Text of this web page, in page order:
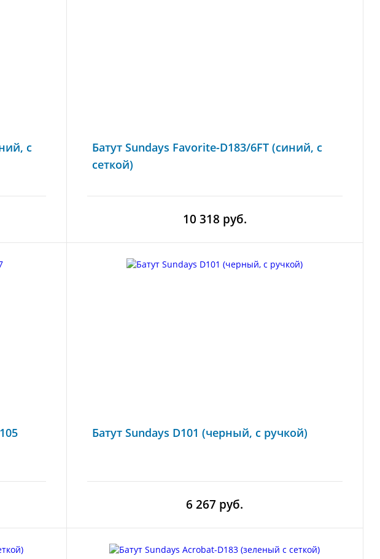
с
Батут Sundays Favorite-D183/6FT (синий, с
сеткой)
10 318 руб.
Батут Sundays D101 (черный, с ручкой)
6 267 руб.